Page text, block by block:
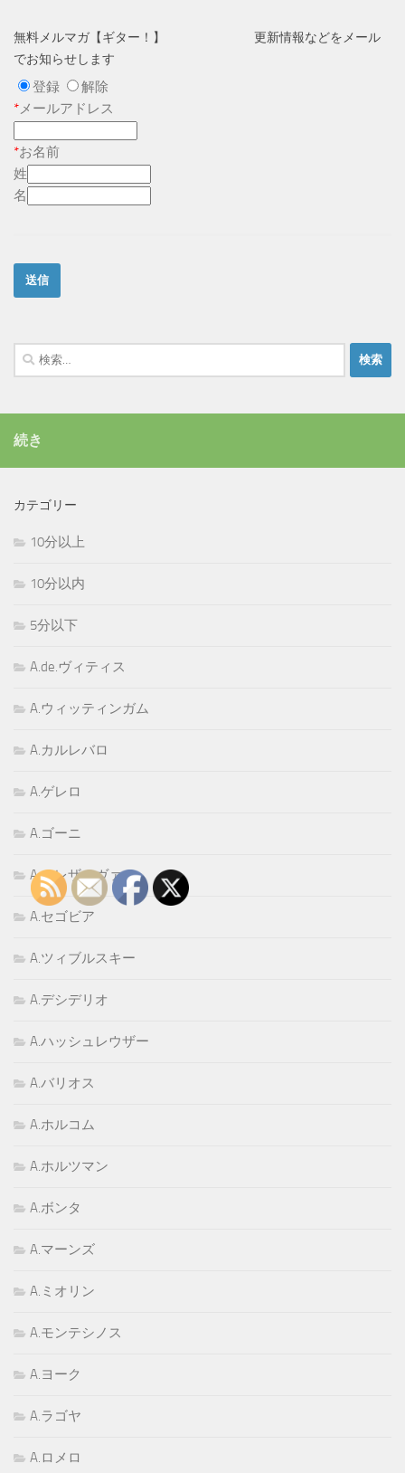
無料メルマガ【ギター！】 更新情報などをメール
でお知らせします
登録
解除
*メールアドレス
*お名前
姓
名
検
索:
続き
カテゴリー
10分以上
10分以内
5分以下
A.de.ヴィティス
A.ウィッティンガム
A.カルレバロ
A.ゲレロ
A.ゴーニ
A.スレザコヴァ
A.セゴビア
A.ツィブルスキー
A.デシデリオ
A.ハッシュレウザー
A.バリオス
A.ホルコム
A.ホルツマン
A.ボンタ
A.マーンズ
A.ミオリン
A.モンテシノス
A.ヨーク
A.ラゴヤ
A.ロメロ